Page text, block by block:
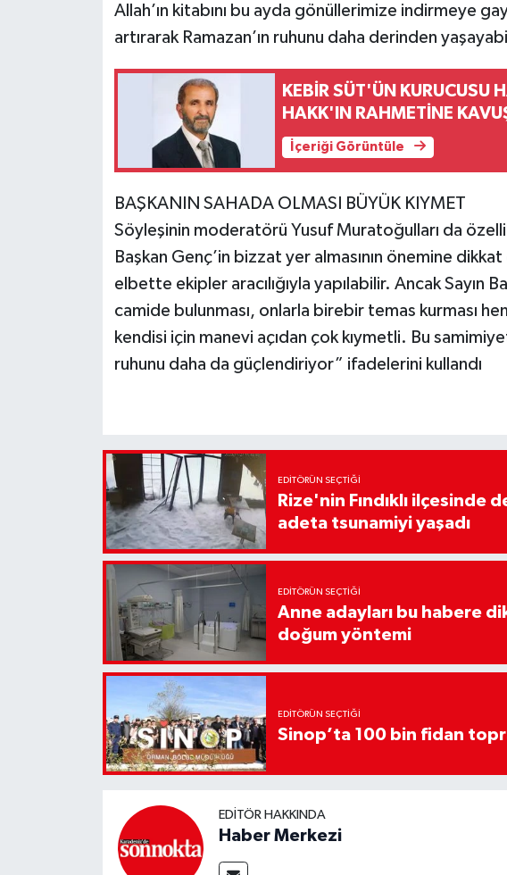
Allah’ın kitabını bu ayda gönüllerimize indirmeye
artırarak Ramazan’ın ruhunu daha derinden
KEBİR SÜT'ÜN KURUCUSU
HAKK'IN RAHMETİNE
İçeriği Görüntüle
BAŞKANIN SAHADA OLMASI BÜYÜK KIYMET
Söyleşinin moderatörü Yusuf Muratoğulları da
Başkan Genç’in bizzat yer almasının önemine
elbette ekipler aracılığıyla yapılabilir. Ancak Sayın
camide bulunması, onlarla birebir temas kurması
kendisi için manevi açıdan çok kıymetli. Bu
ruhunu daha da güçlendiriyor” ifadelerini kullandı
EDITÖRÜN SEÇTIĞI
Rize'nin Fındıklı ilçesinde
adeta tsunamiyi yaşadı
EDITÖRÜN SEÇTIĞI
Anne adayları bu habere
doğum yöntemi
EDITÖRÜN SEÇTIĞI
Sinop’ta 100 bin fidan
EDITÖR HAKKINDA
Haber Merkezi